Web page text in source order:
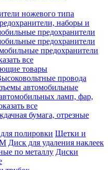
ножевого типа
наборы и
предохранители
предохранители
предохранители
все
товары
провода
автомобильные
ламп, фар,
все
бумага, отрезные
полировки Щетки и
Диск для удаления наклеек
по металлу Диски